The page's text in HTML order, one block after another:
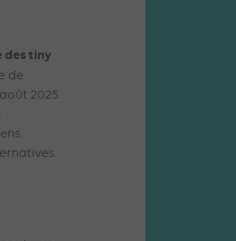
des tiny
de
2025.